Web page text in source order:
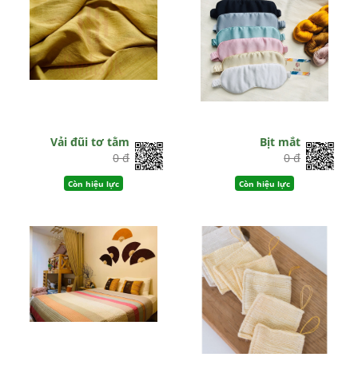
Vải đũi tơ tằm
0 đ
Còn hiệu lực
Bịt mắt
0 đ
Còn hiệu lực